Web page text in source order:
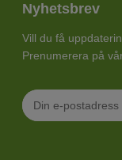
Nyhetsbrev
Vill du få
Prenumerera på